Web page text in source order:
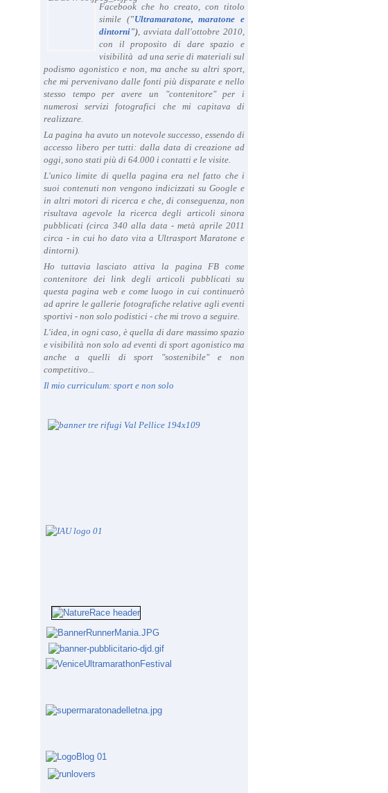
Facebook che ho creato, con titolo
simile ("Ultramaratone, maratone e
dintorni"), avviata dall'ottobre 2010,
con il proposito di dare spazio e
visibilità ad una serie di materiali sul
podismo agonistico e non, ma anche su altri sport,
che mi pervenivano dalle fonti più disparate e nello
stesso tempo per avere un "contenitore" per i
numerosi servizi fotografici che mi capitava di
realizzare.
La pagina ha avuto un notevole successo, essendo di
accesso libero per tutti: dalla data di creazione ad
oggi, sono stati più di 64.000 i contatti e le visite.
L'unico limite di quella pagina era nel fatto che i
suoi contenuti non vengono indicizzati su Google e
in altri motori di ricerca e che, di conseguenza, non
risultava agevole la ricerca degli articoli sinora
pubblicati (circa 340 alla data - metà aprile 2011
circa - in cui ho dato vita a Ultrasport Maratone e
dintorni).
Ho tuttavia lasciato attiva la pagina FB come
contenitore dei link degli articoli pubblicati su
questa pagina web e come luogo in cui continuerò
ad aprire le gallerie fotografiche relative agli eventi
sportivi - non solo podistici - che mi trovo a seguire.
L'idea, in ogni caso, è quella di dare massimo spazio
e visibilità non solo ad eventi di sport agonistico ma
anche a quelli di sport "sostenibile" e non
competitivo...
Il mio curriculum: sport e non solo